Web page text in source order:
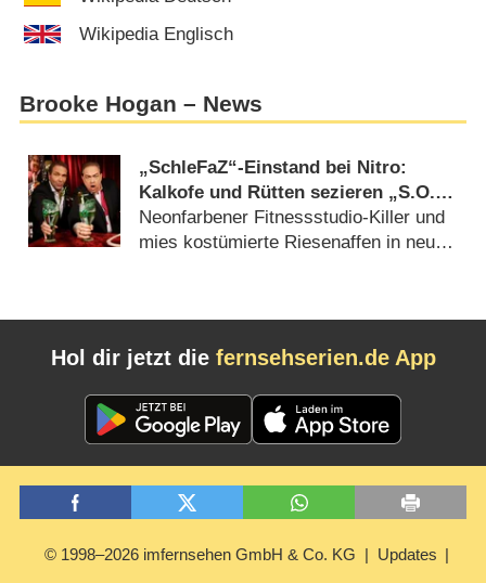
Wikipedia Englisch
Brooke Hogan – News
„SchleFaZ“-Einstand bei Nitro:
Kalkofe und Rütten sezieren „S.O.S.
Barracuda“ und mehr
Neonfarbener Fitnessstudio-Killer und
mies kostümierte Riesenaffen in neuer
Hol dir jetzt die fernsehserien.de App
© 1998–2026 imfernsehen GmbH & Co. KG Updates